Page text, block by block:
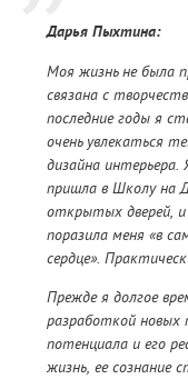
Дарья Пыхтина:
Моя жизнь не была
связана с
последние годы я
очень увлекаться
дизайна интерьера.
пришла в Школу на
открытых дверей, и
поразила меня «в
сердце».
Прежде я долгое
разработкой новых
потенциала и его
жизнь, ее сознание